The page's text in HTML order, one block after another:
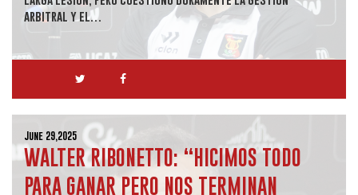
arbitral y el…
June 29,2025
WALTER RIBONETTO: “HICIMOS TODO
PARA GANAR PERO NOS TERMINAN